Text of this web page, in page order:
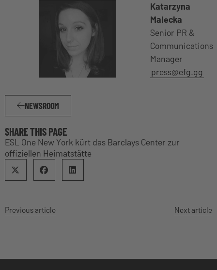
Katarzyna
Malecka
Senior PR &
Communications
Manager
press@efg.gg
NEWSROOM
SHARE THIS PAGE
ESL One New York kürt das Barclays Center zur
offiziellen Heimatstätte
Previous article Next article